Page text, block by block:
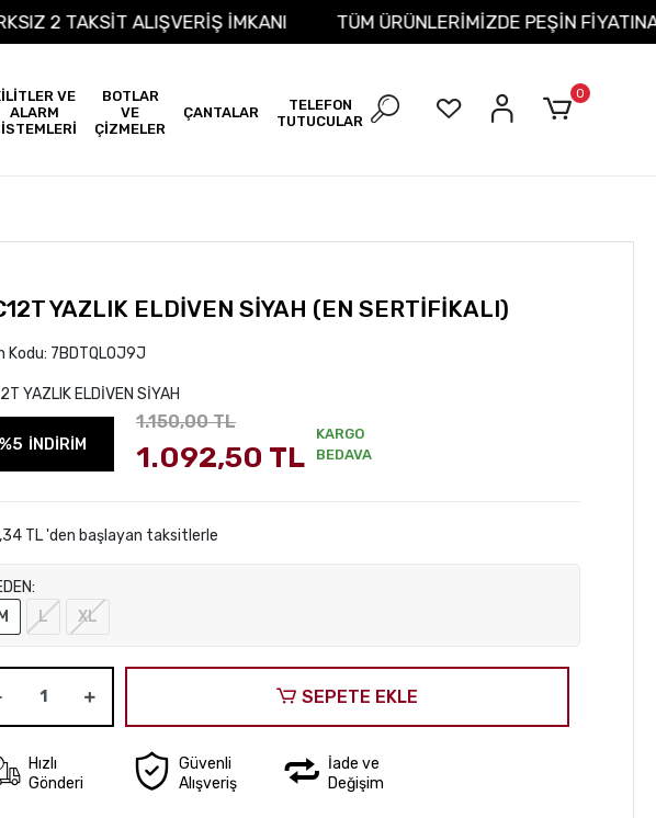
FARKSIZ 2 TAKSİT ALIŞVERİŞ İMKANI TÜM ÜRÜNLERİMİZDE PEŞİN
VE
ALARM
BOTLAR
VE
ÇİZMELER
ÇANTALAR
TELEFON
TUTUCULAR
0
YAZLIK ELDİVEN SİYAH (EN SERTİFİKALI)
Kodu: 7BDTQLOJ9J
YAZLIK ELDİVEN SİYAH
%5 İNDİRİM
1.150,00 TL
1.092,50 TL
KARGO
BEDAVA
TL 'den başlayan taksitlerle
M
L XL
SEPETE EKLE
Hızlı
Gönderi
Güvenli
Alışveriş
İade ve
Değişim